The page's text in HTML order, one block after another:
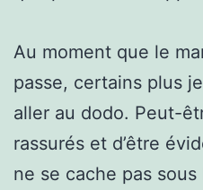
Au moment que le
passe, certains plus
aller au dodo. Peut-
rassurés et d’être
ne se cache pas